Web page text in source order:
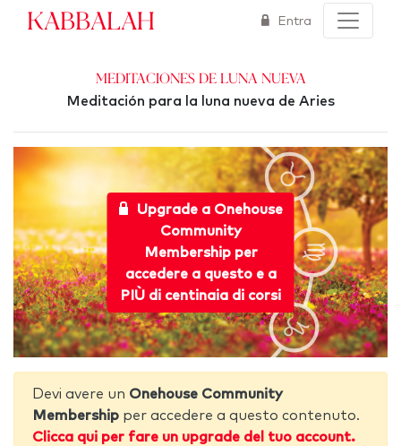
Kabbalah Entra
Meditaciones de Luna Nueva
Meditación para la luna nueva de Aries
Upgrade a Onehouse
Community
Membership per
accedere a questo e a
PIÙ di centinaia di corsi
Devi avere un Onehouse Community
Membership per accedere a questo contenuto.
Clicca qui per fare un upgrade del tuo account.